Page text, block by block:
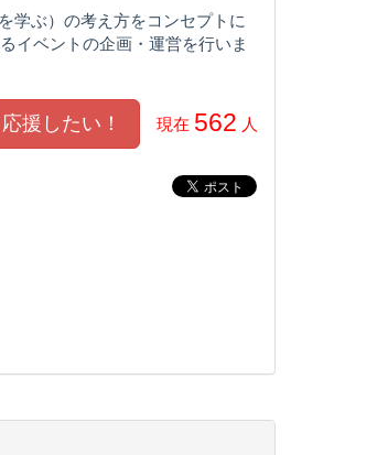
学ぶ）の考え方をコンセプトに
イベントの企画・運営を行いま
現在 562 人